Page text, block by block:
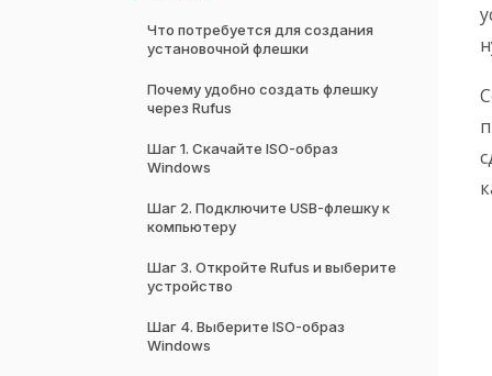
Что потребуется для создания
установочной флешки
Почему удобно создать флешку
через Rufus
Шаг 1. Скачайте ISO-образ
Windows
Шаг 2. Подключите USB-флешку к
компьютеру
Шаг 3. Откройте Rufus и выберите
устройство
Шаг 4. Выберите ISO-образ
Windows